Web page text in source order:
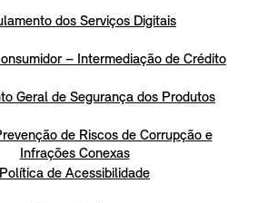
dos Serviços Digitais
– Intermediação de Crédito
Geral de Segurança dos Produtos
de Riscos de Corrupção e
Infrações Conexas
Política de Acessibilidade